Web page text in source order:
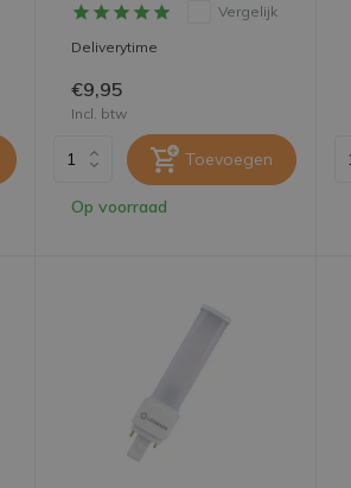
Vergelijk
Deliverytime
€9,95
Incl. btw
Toevoegen
Op voorraad